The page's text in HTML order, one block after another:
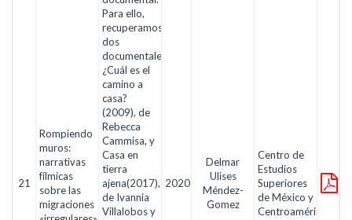
21
Rompiendo
muros:
narrativas
fílmicas
sobre las
migraciones
Para ello,
recuperamos
dos
documentales:
¿Cuál es el
camino a
casa?
(2009), de
Rebecca
Cammisa, y
Casa en
tierra
ajena(2017),
de Ivannia
Villalobos y
2020
Delmar
Ulises
Méndez-
Gomez
Centro de
Estudios
Superiores
de México y
Centroamérica